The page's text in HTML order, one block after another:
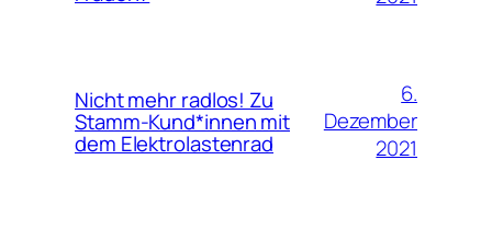
Nicht mehr radlos! Zu
Stamm-Kund*innen mit
dem Elektrolastenrad
6.
Dezember
2021